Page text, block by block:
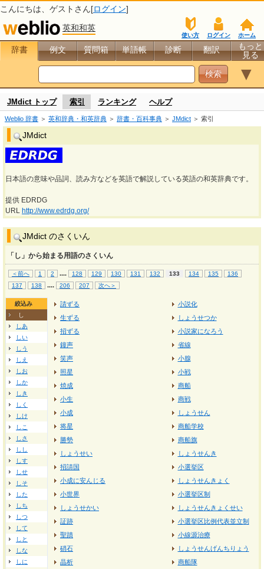
こんにちは、 ゲスト さん[ログイン]
英和和英
ホーム
ログイン
使い方
辞書 例文 質問箱 単語帳 診断 翻訳
もっと
見る
▼
JMdict トップ 索引 ランキング ヘルプ
Weblio 辞書 ＞ 英和辞典・和英辞典 ＞ 辞書・百科事典 ＞ JMdict ＞ 索引
JMdict
日本語の意味や品詞、読み方などを英語で解説している英語の和英辞典です。
提供 EDRDG
URL http://www.edrdg.org/
JMdict のさくいん
「し」から始まる用語のさくいん
＜前へ 1 2 .... 128 129 130 131 132 133 134 135
136
137
138 .... 206 207 次へ＞
絞込み
し
しあ
しい
しう
しえ
しお
しか
しき
しく
しけ
しこ
しさ
しし
しす
しせ
しそ
した
しち
しつ
して
しと
しな
しに
請ずる
生ずる
招ずる
鐘声
笑声
照星
焼成
小生
小成
将星
勝勢
しょうせい
招請国
小成に安んじる
小世界
しょうせかい
証跡
聖蹟
硝石
晶析
小説化
しょうせつか
小説家になろう
省線
小腺
小戦
商船
商戦
しょうせん
商船学校
商船旗
しょうせんき
小選挙区
しょうせんきょく
小選挙区制
しょうせんきょくせい
小選挙区比例代表並立制
小線源治療
しょうせんげんちりょう
商船隊